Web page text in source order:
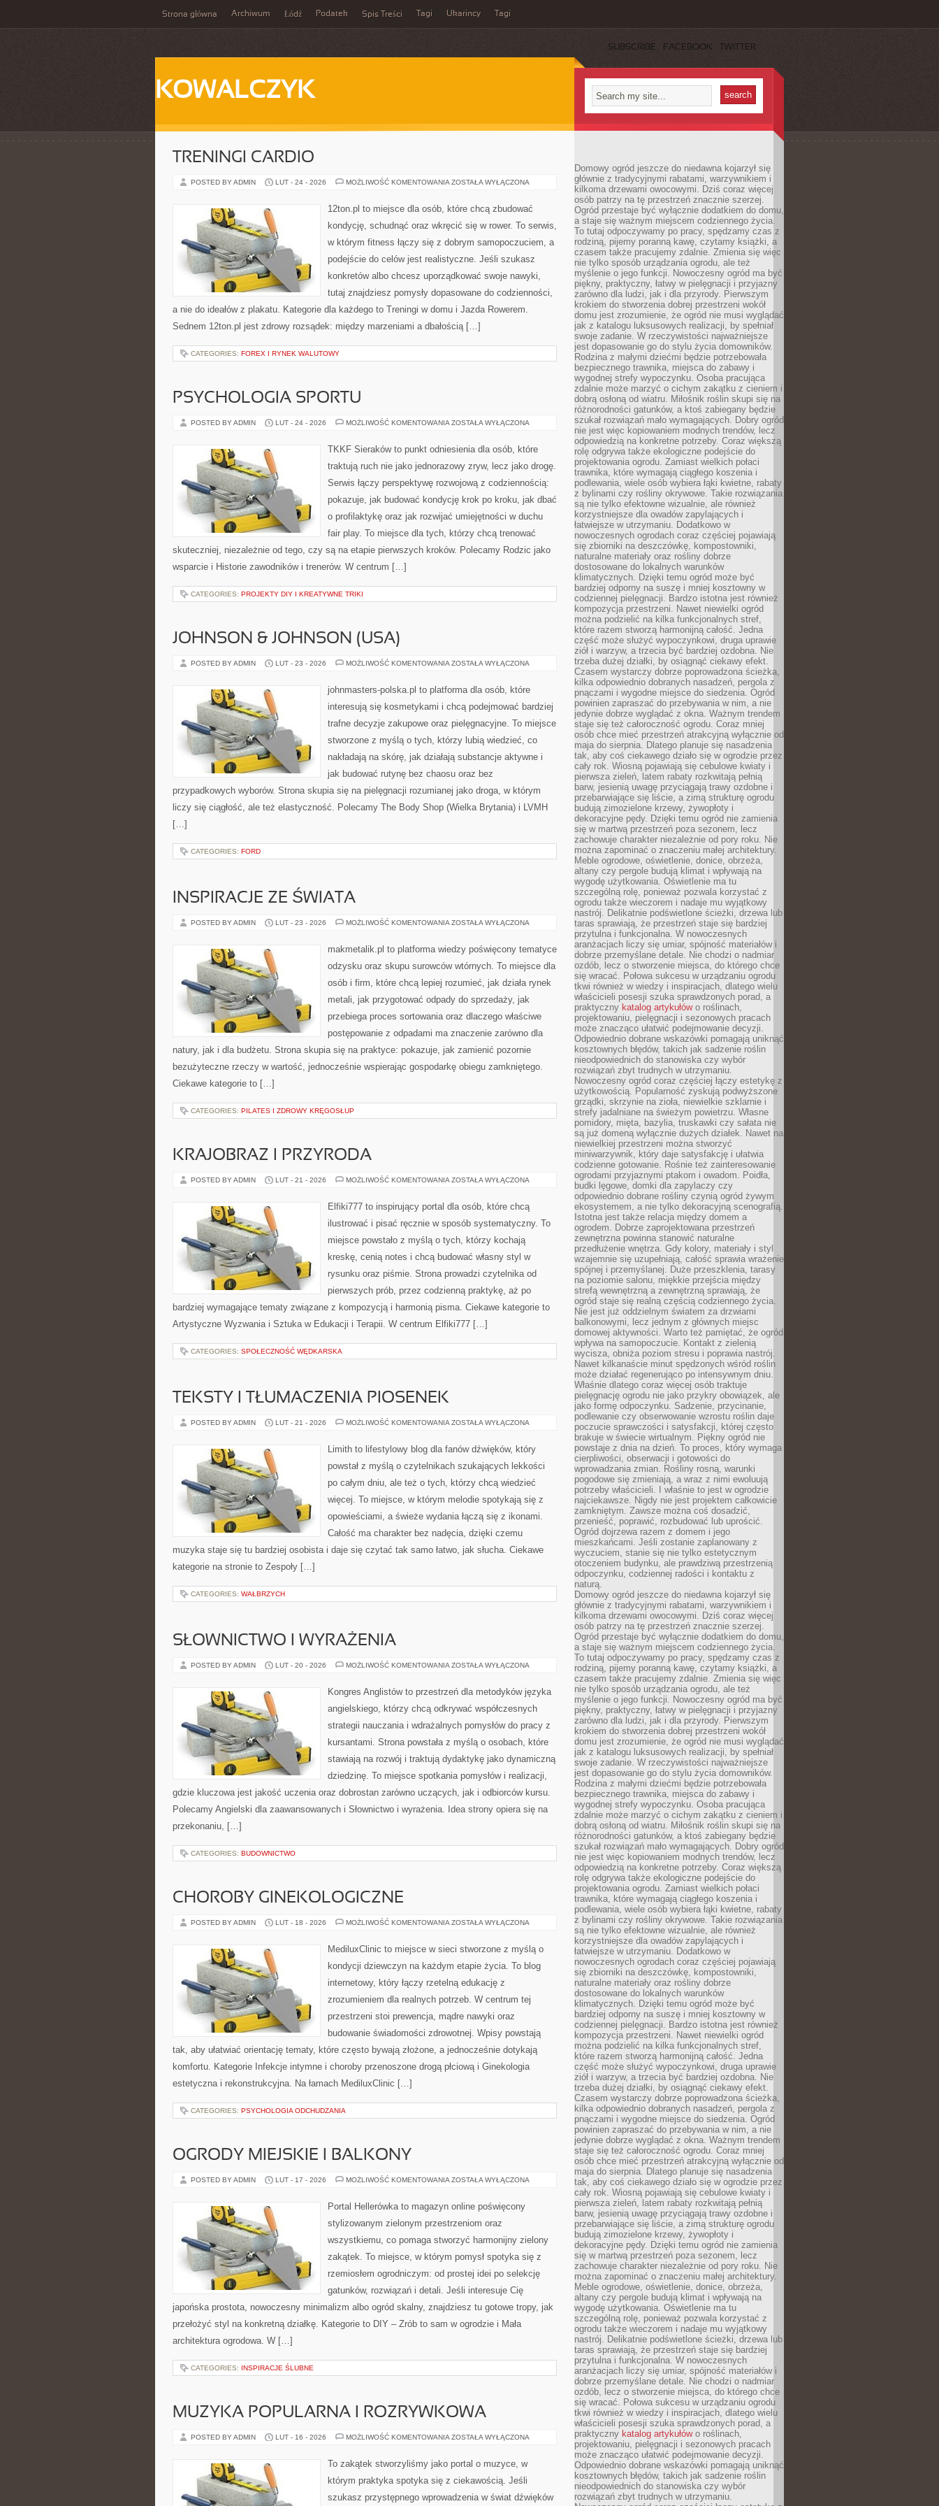
Strona główna Archiwum Łódź Podatek Spis Treści Tagi Ukarincy Tagi
SUBSCRIBE FACEBOOK TWITTER
KOWALCZYK
TRENINGI CARDIO
POSTED BY ADMIN LUT - 24 - 2026 MOŻLIWOŚĆ KOMENTOWANIA TRENINGI
ZOSTAŁA WYŁĄCZONA
12ton.pl to miejsce dla osób, które chcą zbudować
kondycję, schudnąć oraz wkręcić się w rower. To serwis,
w którym fitness łączy się z dobrym samopoczuciem, a
podejście do celów jest realistyczne. Jeśli szukasz
konkretów albo chcesz uporządkować swoje nawyki,
tutaj znajdziesz pomysły dopasowane do codzienności,
a nie do ideałów z plakatu. Kategorie dla każdego to Treningi w domu i Jazda Rowerem.
Sednem 12ton.pl jest zdrowy rozsądek: między marzeniami a dbałością […]
CATEGORIES: FOREX I RYNEK WALUTOWY
PSYCHOLOGIA SPORTU
POSTED BY ADMIN LUT - 24 - 2026 MOŻLIWOŚĆ KOMENTOWANIA PSYCHOLOGIA
ZOSTAŁA WYŁĄCZONA
TKKF Sieraków to punkt odniesienia dla osób, które
traktują ruch nie jako jednorazowy zryw, lecz jako drogę.
Serwis łączy perspektywę rozwojową z codziennością:
pokazuje, jak budować kondycję krok po kroku, jak dbać
o profilaktykę oraz jak rozwijać umiejętności w duchu
fair play. To miejsce dla tych, którzy chcą trenować
skuteczniej, niezależnie od tego, czy są na etapie pierwszych kroków. Polecamy Rodzic jako
wsparcie i Historie zawodników i trenerów. W centrum […]
CATEGORIES: PROJEKTY DIY I KREATYWNE TRIKI
JOHNSON & JOHNSON (USA)
POSTED BY ADMIN LUT - 23 - 2026 MOŻLIWOŚĆ KOMENTOWANIA JOHNSON
ZOSTAŁA WYŁĄCZONA
johnmasters-polska.pl to platforma dla osób, które
interesują się kosmetykami i chcą podejmować bardziej
trafne decyzje zakupowe oraz pielęgnacyjne. To miejsce
stworzone z myślą o tych, którzy lubią wiedzieć, co
nakładają na skórę, jak działają substancje aktywne i
jak budować rutynę bez chaosu oraz bez
przypadkowych wyborów. Strona skupia się na pielęgnacji rozumianej jako droga, w którym
liczy się ciągłość, ale też elastyczność. Polecamy The Body Shop (Wielka Brytania) i LVMH
[…]
CATEGORIES: FORD
INSPIRACJE ZE ŚWIATA
POSTED BY ADMIN LUT - 23 - 2026 MOŻLIWOŚĆ KOMENTOWANIA INSPIRACJE
ZOSTAŁA WYŁĄCZONA
makmetalik.pl to platforma wiedzy poświęcony tematyce
odzysku oraz skupu surowców wtórnych. To miejsce dla
osób i firm, które chcą lepiej rozumieć, jak działa rynek
metali, jak przygotować odpady do sprzedaży, jak
przebiega proces sortowania oraz dlaczego właściwe
postępowanie z odpadami ma znaczenie zarówno dla
natury, jak i dla budżetu. Strona skupia się na praktyce: pokazuje, jak zamienić pozornie
bezużyteczne rzeczy w wartość, jednocześnie wspierając gospodarkę obiegu zamkniętego.
Ciekawe kategorie to […]
CATEGORIES: PILATES I ZDROWY KRĘGOSŁUP
KRAJOBRAZ I PRZYRODA
POSTED BY ADMIN LUT - 21 - 2026 MOŻLIWOŚĆ KOMENTOWANIA KRAJOBRAZ
ZOSTAŁA WYŁĄCZONA
Elfiki777 to inspirujący portal dla osób, które chcą
ilustrować i pisać ręcznie w sposób systematyczny. To
miejsce powstało z myślą o tych, którzy kochają
kreskę, cenią notes i chcą budować własny styl w
rysunku oraz piśmie. Strona prowadzi czytelnika od
pierwszych prób, przez codzienną praktykę, aż po
bardziej wymagające tematy związane z kompozycją i harmonią pisma. Ciekawe kategorie to
Artystyczne Wyzwania i Sztuka w Edukacji i Terapii. W centrum Elfiki777 […]
CATEGORIES: SPOŁECZNOŚĆ WĘDKARSKA
TEKSTY I TŁUMACZENIA PIOSENEK
POSTED BY ADMIN LUT - 21 - 2026 MOŻLIWOŚĆ KOMENTOWANIA TEKSTY
PIOSENEK
ZOSTAŁA WYŁĄCZONA
Limith to lifestylowy blog dla fanów dźwięków, który
powstał z myślą o czytelnikach szukających lekkości
po całym dniu, ale też o tych, którzy chcą wiedzieć
więcej. To miejsce, w którym melodie spotykają się z
opowieściami, a świeże wydania łączą się z ikonami.
Całość ma charakter bez nadęcia, dzięki czemu
muzyka staje się tu bardziej osobista i daje się czytać tak samo łatwo, jak słucha. Ciekawe
kategorie na stronie to Zespoły […]
CATEGORIES: WAŁBRZYCH
SŁOWNICTWO I WYRAŻENIA
POSTED BY ADMIN LUT - 20 - 2026 MOŻLIWOŚĆ KOMENTOWANIA SŁOWNICTWO
ZOSTAŁA WYŁĄCZONA
Kongres Anglistów to przestrzeń dla metodyków języka
angielskiego, którzy chcą odkrywać współczesnych
strategii nauczania i wdrażalnych pomysłów do pracy z
kursantami. Strona powstała z myślą o osobach, które
stawiają na rozwój i traktują dydaktykę jako dynamiczną
dziedzinę. To miejsce spotkania pomysłów i realizacji,
gdzie kluczowa jest jakość uczenia oraz dobrostan zarówno uczących, jak i odbiorców kursu.
Polecamy Angielski dla zaawansowanych i Słownictwo i wyrażenia. Idea strony opiera się na
przekonaniu, […]
CATEGORIES: BUDOWNICTWO
CHOROBY GINEKOLOGICZNE
POSTED BY ADMIN LUT - 18 - 2026 MOŻLIWOŚĆ KOMENTOWANIA CHOROBY
ZOSTAŁA WYŁĄCZONA
MediluxClinic to miejsce w sieci stworzone z myślą o
kondycji dziewczyn na każdym etapie życia. To blog
internetowy, który łączy rzetelną edukację z
zrozumieniem dla realnych potrzeb. W centrum tej
przestrzeni stoi prewencja, mądre nawyki oraz
budowanie świadomości zdrowotnej. Wpisy powstają
tak, aby ułatwiać orientację tematy, które często bywają złożone, a jednocześnie dotykają
komfortu. Kategorie Infekcje intymne i choroby przenoszone drogą płciową i Ginekologia
estetyczna i rekonstrukcyjna. Na łamach MediluxClinic […]
CATEGORIES: PSYCHOLOGIA ODCHUDZANIA
OGRODY MIEJSKIE I BALKONY
POSTED BY ADMIN LUT - 17 - 2026 MOŻLIWOŚĆ KOMENTOWANIA OGRODY
BALKONY
ZOSTAŁA WYŁĄCZONA
Portal Hellerówka to magazyn online poświęcony
stylizowanym zielonym przestrzeniom oraz
wszystkiemu, co pomaga stworzyć harmonijny zielony
zakątek. To miejsce, w którym pomysł spotyka się z
rzemiosłem ogrodniczym: od prostej idei po selekcję
gatunków, rozwiązań i detali. Jeśli interesuje Cię
japońska prostota, nowoczesny minimalizm albo ogród skalny, znajdziesz tu gotowe tropy, jak
przełożyć styl na konkretną działkę. Kategorie to DIY – Zrób to sam w ogrodzie i Mała
architektura ogrodowa. W […]
CATEGORIES: INSPIRACJE ŚLUBNE
MUZYKA POPULARNA I ROZRYWKOWA
POSTED BY ADMIN LUT - 16 - 2026 MOŻLIWOŚĆ KOMENTOWANIA MUZYKA
ROZRYWKOWA
ZOSTAŁA WYŁĄCZONA
To zakątek stworzyliśmy jako portal o muzyce, w
którym praktyka spotyka się z ciekawością. Jeśli
szukasz przystępnego wprowadzenia w świat dźwięków
Domowy ogród jeszcze do niedawna kojarzył się
głównie z tradycyjnymi rabatami, warzywnikiem i
kilkoma drzewami owocowymi. Dziś coraz więcej
osób patrzy na tę przestrzeń znacznie szerzej.
Ogród przestaje być wyłącznie dodatkiem do domu,
a staje się ważnym miejscem codziennego życia.
To tutaj odpoczywamy po pracy, spędzamy czas z
rodziną, pijemy poranną kawę, czytamy książki, a
czasem także pracujemy zdalnie. Zmienia się więc
nie tylko sposób urządzania ogrodu, ale też
myślenie o jego funkcji. Nowoczesny ogród ma być
piękny, praktyczny, łatwy w pielęgnacji i przyjazny
zarówno dla ludzi, jak i dla przyrody. Pierwszym
krokiem do stworzenia dobrej przestrzeni wokół
domu jest zrozumienie, że ogród nie musi wyglądać
jak z katalogu luksusowych realizacji, by spełniał
swoje zadanie. W rzeczywistości najważniejsze
jest dopasowanie go do stylu życia domowników.
Rodzina z małymi dziećmi będzie potrzebowała
bezpiecznego trawnika, miejsca do zabawy i
wygodnej strefy wypoczynku. Osoba pracująca
zdalnie może marzyć o cichym zakątku z cieniem i
dobrą osłoną od wiatru. Miłośnik roślin skupi się na
różnorodności gatunków, a ktoś zabiegany będzie
szukał rozwiązań mało wymagających. Dobry ogród
nie jest więc kopiowaniem modnych trendów, lecz
odpowiedzią na konkretne potrzeby. Coraz większą
rolę odgrywa także ekologiczne podejście do
projektowania ogrodu. Zamiast wielkich połaci
trawnika, które wymagają ciągłego koszenia i
podlewania, wiele osób wybiera łąki kwietne, rabaty
z bylinami czy rośliny okrywowe. Takie rozwiązania
są nie tylko efektowne wizualnie, ale również
korzystniejsze dla owadów zapylających i
łatwiejsze w utrzymaniu. Dodatkowo w
nowoczesnych ogrodach coraz częściej pojawiają
się zbiorniki na deszczówkę, kompostowniki,
naturalne materiały oraz rośliny dobrze
dostosowane do lokalnych warunków
klimatycznych. Dzięki temu ogród może być
bardziej odporny na suszę i mniej kosztowny w
codziennej pielęgnacji. Bardzo istotna jest również
kompozycja przestrzeni. Nawet niewielki ogród
można podzielić na kilka funkcjonalnych stref,
które razem stworzą harmonijną całość. Jedna
część może służyć wypoczynkowi, druga uprawie
ziół i warzyw, a trzecia być bardziej ozdobna. Nie
trzeba dużej działki, by osiągnąć ciekawy efekt.
Czasem wystarczy dobrze poprowadzona ścieżka,
kilka odpowiednio dobranych nasadzeń, pergola z
pnączami i wygodne miejsce do siedzenia. Ogród
powinien zapraszać do przebywania w nim, a nie
jedynie dobrze wyglądać z okna. Ważnym trendem
staje się też całoroczność ogrodu. Coraz mniej
osób chce mieć przestrzeń atrakcyjną wyłącznie od
maja do sierpnia. Dlatego planuje się nasadzenia
tak, aby coś ciekawego działo się w ogrodzie przez
cały rok. Wiosną pojawiają się cebulowe kwiaty i
pierwsza zieleń, latem rabaty rozkwitają pełnią
barw, jesienią uwagę przyciągają trawy ozdobne i
przebarwiające się liście, a zimą strukturę ogrodu
budują zimozielone krzewy, żywopłoty i
dekoracyjne pędy. Dzięki temu ogród nie zamienia
się w martwą przestrzeń poza sezonem, lecz
zachowuje charakter niezależnie od pory roku. Nie
można zapominać o znaczeniu małej architektury.
Meble ogrodowe, oświetlenie, donice, obrzeża,
altany czy pergole budują klimat i wpływają na
wygodę użytkowania. Oświetlenie ma tu
szczególną rolę, ponieważ pozwala korzystać z
ogrodu także wieczorem i nadaje mu wyjątkowy
nastrój. Delikatnie podświetlone ścieżki, drzewa lub
taras sprawiają, że przestrzeń staje się bardziej
przytulna i funkcjonalna. W nowoczesnych
aranżacjach liczy się umiar, spójność materiałów i
dobrze przemyślane detale. Nie chodzi o nadmiar
ozdób, lecz o stworzenie miejsca, do którego chce
się wracać. Połowa sukcesu w urządzaniu ogrodu
tkwi również w wiedzy i inspiracjach, dlatego wielu
właścicieli posesji szuka sprawdzonych porad, a
praktyczny katalog artykułówo roślinach,
projektowaniu, pielęgnacji i sezonowych pracach
może znacząco ułatwić podejmowanie decyzji.
Odpowiednio dobrane wskazówki pomagają uniknąć
kosztownych błędów, takich jak sadzenie roślin
nieodpowiednich do stanowiska czy wybór
rozwiązań zbyt trudnych w utrzymaniu.
Nowoczesny ogród coraz częściej łączy estetykę z
użytkowością. Popularność zyskują podwyższone
grządki, skrzynie na zioła, niewielkie szklarnie i
strefy jadalniane na świeżym powietrzu. Własne
pomidory, mięta, bazylia, truskawki czy sałata nie
są już domeną wyłącznie dużych działek. Nawet na
niewielkiej przestrzeni można stworzyć
miniwarzywnik, który daje satysfakcję i ułatwia
codzienne gotowanie. Rośnie też zainteresowanie
ogrodami przyjaznymi ptakom i owadom. Poidła,
budki lęgowe, domki dla zapylaczy czy
odpowiednio dobrane rośliny czynią ogród żywym
ekosystemem, a nie tylko dekoracyjną scenografią.
Istotna jest także relacja między domem a
ogrodem. Dobrze zaprojektowana przestrzeń
zewnętrzna powinna stanowić naturalne
przedłużenie wnętrza. Gdy kolory, materiały i styl
wzajemnie się uzupełniają, całość sprawia wrażenie
spójnej i przemyślanej. Duże przeszklenia, tarasy
na poziomie salonu, miękkie przejścia między
strefą wewnętrzną a zewnętrzną sprawiają, że
ogród staje się realną częścią codziennego życia.
Nie jest już oddzielnym światem za drzwiami
balkonowymi, lecz jednym z głównych miejsc
domowej aktywności. Warto też pamiętać, że ogród
wpływa na samopoczucie. Kontakt z zielenią
wycisza, obniża poziom stresu i poprawia nastrój.
Nawet kilkanaście minut spędzonych wśród roślin
może działać regenerująco po intensywnym dniu.
Właśnie dlatego coraz więcej osób traktuje
pielęgnację ogrodu nie jako przykry obowiązek, ale
jako formę odpoczynku. Sadzenie, przycinanie,
podlewanie czy obserwowanie wzrostu roślin daje
poczucie sprawczości i satysfakcji, której często
brakuje w świecie wirtualnym. Piękny ogród nie
powstaje z dnia na dzień. To proces, który wymaga
cierpliwości, obserwacji i gotowości do
wprowadzania zmian. Rośliny rosną, warunki
pogodowe się zmieniają, a wraz z nimi ewoluują
potrzeby właścicieli. I właśnie to jest w ogrodzie
najciekawsze. Nigdy nie jest projektem całkowicie
zamkniętym. Zawsze można coś dosadzić,
przenieść, poprawić, rozbudować lub uprościć.
Ogród dojrzewa razem z domem i jego
mieszkańcami. Jeśli zostanie zaplanowany z
wyczuciem, stanie się nie tylko estetycznym
otoczeniem budynku, ale prawdziwą przestrzenią
odpoczynku, codziennej radości i kontaktu z
naturą.
Domowy ogród jeszcze do niedawna kojarzył się
głównie z tradycyjnymi rabatami, warzywnikiem i
kilkoma drzewami owocowymi. Dziś coraz więcej
osób patrzy na tę przestrzeń znacznie szerzej.
Ogród przestaje być wyłącznie dodatkiem do domu,
a staje się ważnym miejscem codziennego życia.
To tutaj odpoczywamy po pracy, spędzamy czas z
rodziną, pijemy poranną kawę, czytamy książki, a
czasem także pracujemy zdalnie. Zmienia się więc
nie tylko sposób urządzania ogrodu, ale też
myślenie o jego funkcji. Nowoczesny ogród ma być
piękny, praktyczny, łatwy w pielęgnacji i przyjazny
zarówno dla ludzi, jak i dla przyrody. Pierwszym
krokiem do stworzenia dobrej przestrzeni wokół
domu jest zrozumienie, że ogród nie musi wyglądać
jak z katalogu luksusowych realizacji, by spełniał
swoje zadanie. W rzeczywistości najważniejsze
jest dopasowanie go do stylu życia domowników.
Rodzina z małymi dziećmi będzie potrzebowała
bezpiecznego trawnika, miejsca do zabawy i
wygodnej strefy wypoczynku. Osoba pracująca
zdalnie może marzyć o cichym zakątku z cieniem i
dobrą osłoną od wiatru. Miłośnik roślin skupi się na
różnorodności gatunków, a ktoś zabiegany będzie
szukał rozwiązań mało wymagających. Dobry ogród
nie jest więc kopiowaniem modnych trendów, lecz
odpowiedzią na konkretne potrzeby. Coraz większą
rolę odgrywa także ekologiczne podejście do
projektowania ogrodu. Zamiast wielkich połaci
trawnika, które wymagają ciągłego koszenia i
podlewania, wiele osób wybiera łąki kwietne, rabaty
z bylinami czy rośliny okrywowe. Takie rozwiązania
są nie tylko efektowne wizualnie, ale również
korzystniejsze dla owadów zapylających i
łatwiejsze w utrzymaniu. Dodatkowo w
nowoczesnych ogrodach coraz częściej pojawiają
się zbiorniki na deszczówkę, kompostowniki,
naturalne materiały oraz rośliny dobrze
dostosowane do lokalnych warunków
klimatycznych. Dzięki temu ogród może być
bardziej odporny na suszę i mniej kosztowny w
codziennej pielęgnacji. Bardzo istotna jest również
kompozycja przestrzeni. Nawet niewielki ogród
można podzielić na kilka funkcjonalnych stref,
które razem stworzą harmonijną całość. Jedna
część może służyć wypoczynkowi, druga uprawie
ziół i warzyw, a trzecia być bardziej ozdobna. Nie
trzeba dużej działki, by osiągnąć ciekawy efekt.
Czasem wystarczy dobrze poprowadzona ścieżka,
kilka odpowiednio dobranych nasadzeń, pergola z
pnączami i wygodne miejsce do siedzenia. Ogród
powinien zapraszać do przebywania w nim, a nie
jedynie dobrze wyglądać z okna. Ważnym trendem
staje się też całoroczność ogrodu. Coraz mniej
osób chce mieć przestrzeń atrakcyjną wyłącznie od
maja do sierpnia. Dlatego planuje się nasadzenia
tak, aby coś ciekawego działo się w ogrodzie przez
cały rok. Wiosną pojawiają się cebulowe kwiaty i
pierwsza zieleń, latem rabaty rozkwitają pełnią
barw, jesienią uwagę przyciągają trawy ozdobne i
przebarwiające się liście, a zimą strukturę ogrodu
budują zimozielone krzewy, żywopłoty i
dekoracyjne pędy. Dzięki temu ogród nie zamienia
się w martwą przestrzeń poza sezonem, lecz
zachowuje charakter niezależnie od pory roku. Nie
można zapominać o znaczeniu małej architektury.
Meble ogrodowe, oświetlenie, donice, obrzeża,
altany czy pergole budują klimat i wpływają na
wygodę użytkowania. Oświetlenie ma tu
szczególną rolę, ponieważ pozwala korzystać z
ogrodu także wieczorem i nadaje mu wyjątkowy
nastrój. Delikatnie podświetlone ścieżki, drzewa lub
taras sprawiają, że przestrzeń staje się bardziej
przytulna i funkcjonalna. W nowoczesnych
aranżacjach liczy się umiar, spójność materiałów i
dobrze przemyślane detale. Nie chodzi o nadmiar
ozdób, lecz o stworzenie miejsca, do którego chce
się wracać. Połowa sukcesu w urządzaniu ogrodu
tkwi również w wiedzy i inspiracjach, dlatego wielu
właścicieli posesji szuka sprawdzonych porad, a
praktyczny katalog artykułówo roślinach,
projektowaniu, pielęgnacji i sezonowych pracach
może znacząco ułatwić podejmowanie decyzji.
Odpowiednio dobrane wskazówki pomagają uniknąć
kosztownych błędów, takich jak sadzenie roślin
nieodpowiednich do stanowiska czy wybór
rozwiązań zbyt trudnych w utrzymaniu.